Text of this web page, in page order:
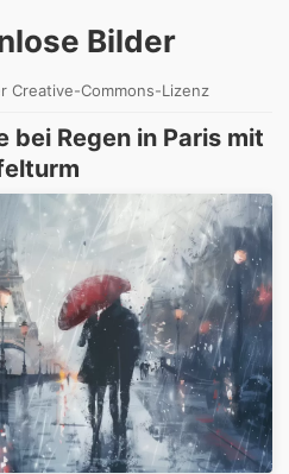
Bilder
Creative-Commons-Lizenz
bei Regen in Paris mit